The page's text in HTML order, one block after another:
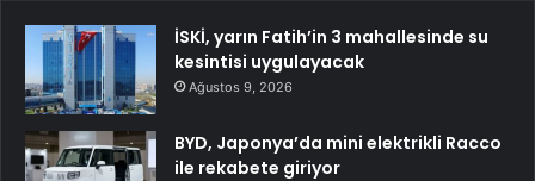
İSKİ, yarın Fatih’in 3 mahallesinde su
kesintisi uygulayacak
Ağustos 9, 2026
BYD, Japonya’da mini elektrikli Racco
ile rekabete giriyor